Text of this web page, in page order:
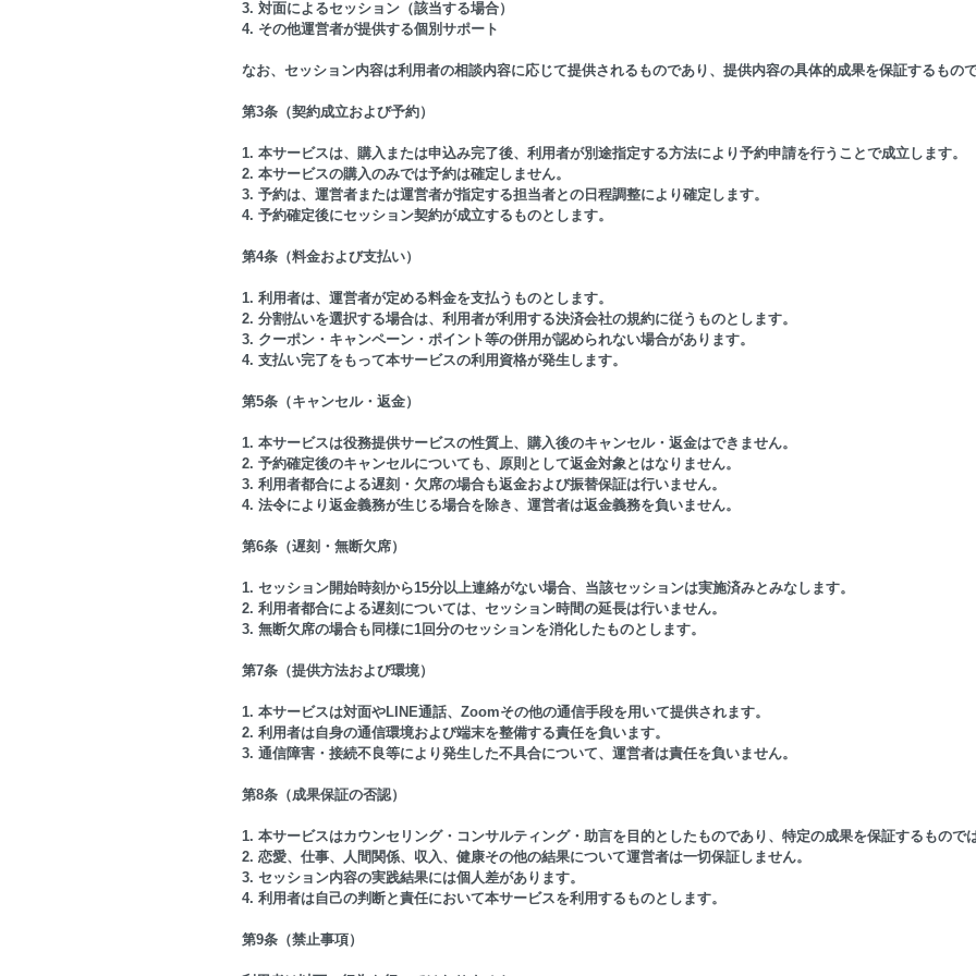
3. 対面によるセッション（該当する場合）
4. その他運営者が提供する個別サポート
なお、セッション内容は利用者の相談内容に応じて提供されるものであり、提供内容の具体的成果を保証するもので
第3条（契約成立および予約）
1. 本サービスは、購入または申込み完了後、利用者が別途指定する方法により予約申請を行うことで成立します。
2. 本サービスの購入のみでは予約は確定しません。
3. 予約は、運営者または運営者が指定する担当者との日程調整により確定します。
4. 予約確定後にセッション契約が成立するものとします。
第4条（料金および支払い）
1. 利用者は、運営者が定める料金を支払うものとします。
2. 分割払いを選択する場合は、利用者が利用する決済会社の規約に従うものとします。
3. クーポン・キャンペーン・ポイント等の併用が認められない場合があります。
4. 支払い完了をもって本サービスの利用資格が発生します。
第5条（キャンセル・返金）
1. 本サービスは役務提供サービスの性質上、購入後のキャンセル・返金はできません。
2. 予約確定後のキャンセルについても、原則として返金対象とはなりません。
3. 利用者都合による遅刻・欠席の場合も返金および振替保証は行いません。
4. 法令により返金義務が生じる場合を除き、運営者は返金義務を負いません。
第6条（遅刻・無断欠席）
1. セッション開始時刻から15分以上連絡がない場合、当該セッションは実施済みとみなします。
2. 利用者都合による遅刻については、セッション時間の延長は行いません。
3. 無断欠席の場合も同様に1回分のセッションを消化したものとします。
第7条（提供方法および環境）
1. 本サービスは対面やLINE通話、Zoomその他の通信手段を用いて提供されます。
2. 利用者は自身の通信環境および端末を整備する責任を負います。
3. 通信障害・接続不良等により発生した不具合について、運営者は責任を負いません。
第8条（成果保証の否認）
1. 本サービスはカウンセリング・コンサルティング・助言を目的としたものであり、特定の成果を保証するもので
2. 恋愛、仕事、人間関係、収入、健康その他の結果について運営者は一切保証しません。
3. セッション内容の実践結果には個人差があります。
4. 利用者は自己の判断と責任において本サービスを利用するものとします。
第9条（禁止事項）